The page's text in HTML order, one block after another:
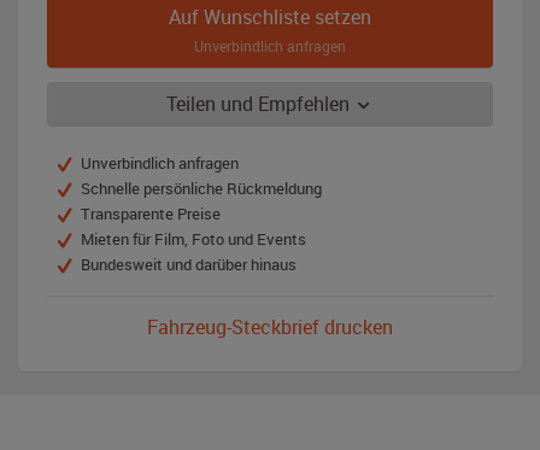
Auf Wunschliste setzen
Unverbindlich anfragen
Teilen und Empfehlen
Unverbindlich anfragen
Schnelle persönliche Rückmeldung
Transparente Preise
Mieten für Film, Foto und Events
Bundesweit und darüber hinaus
Fahrzeug-Steckbrief drucken